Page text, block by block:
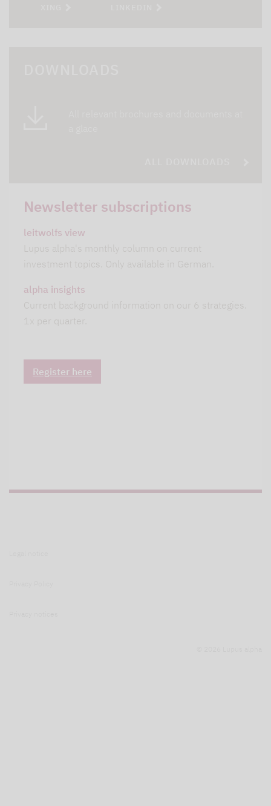
Newsletter subscriptions
leitwolfs view
Lupus alpha's monthly column on current
investment topics. Only available in German.
alpha insights
Current background information on our 6 strategies.
1x per quarter.
Register here